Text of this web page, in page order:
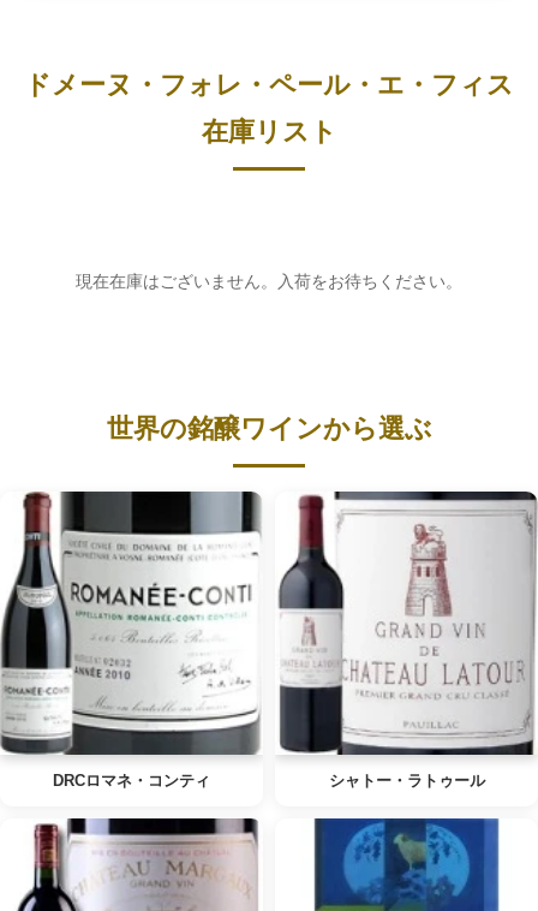
ドメーヌ・フォレ・ペール・エ・フィス
在庫リスト
現在在庫はございません。入荷をお待ちください。
世界の銘醸ワインから選ぶ
DRCロマネ・コンティ シャトー・ラトゥール